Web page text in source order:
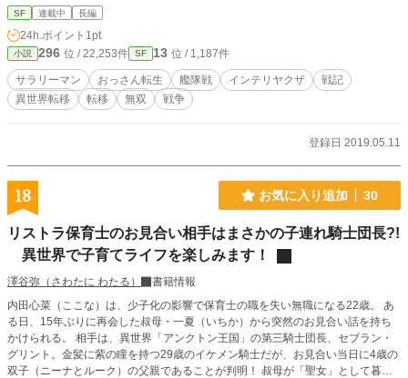
す。
SF 連載中 長編
24h.ポイント 1pt
小説 296 位 / 22,253件 SF 13 位 / 1,187件
サラリーマン おっさん転生 艦隊戦 インテリヤクザ
戦記
異世界転移
転移 無双 戦争
登録日 2019.05.11
18 お気に入り追加 30
リストラ保育士のお見合い相手はまさかの子連れ騎士団長?!
異世界で子育てライフを楽しみます！
澤谷弥（さわたに わたる）
書籍情報
内田心菜（ここな）は、少子化の影響で保育士の職を失い無職になる22歳。 あ
る日、15年ぶりに再会した叔母・一夏（いちか）から突然のお見合い話を持ち
かけられる。 相手は、異世界「アンクトン王国」の第三騎士団長、セブラン・
グリント。金髪に紫の瞳を持つ29歳のイケメン騎士だが、お見合い当日に4歳の
双子（ニーナとルーク）の父親であることが判明！ 叔母が「聖女」として暮ら